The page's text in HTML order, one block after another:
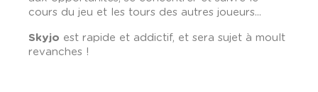
cours du jeu et les tours des autres joueurs...
Skyjo est rapide et addictif, et sera sujet à moult
revanches !